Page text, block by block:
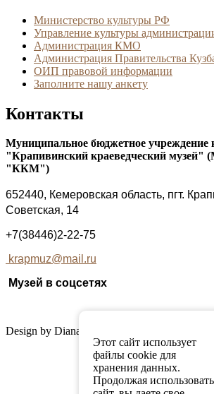
Министерство культуры РФ
Управление культуры
Администрация КМО
Администрация Правительства
ОИП правовой информации
Заполните нашу анкету
Контакты
Муниципальное бюджетное учреждение
"Крапивинский краеведческий музей"
"ККМ")
652440, Кемеровская область, пгт.
Советская, 14
+7(38446)2-22-75
krapmuz@mail.ru
Музей в соцсетях
Design by Diana Mordowa
Этот сайт использует
файлы cookie для
хранения данных.
Продолжая использовать